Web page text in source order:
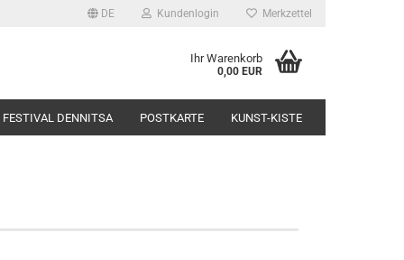
DE Kundenlogin Merkzettel
Ihr Warenkorb
0,00 EUR
FESTIVAL DENNITSA POSTKARTE KUNST-KISTE